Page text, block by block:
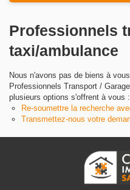
Agence
Contact
Professionnels
taxi/ambulance
Nous n'avons pas de biens à
Professionnels Transport /
plusieurs options s'offrent à vous :
Re-soumettre la recherche
Transmettez-nous votre